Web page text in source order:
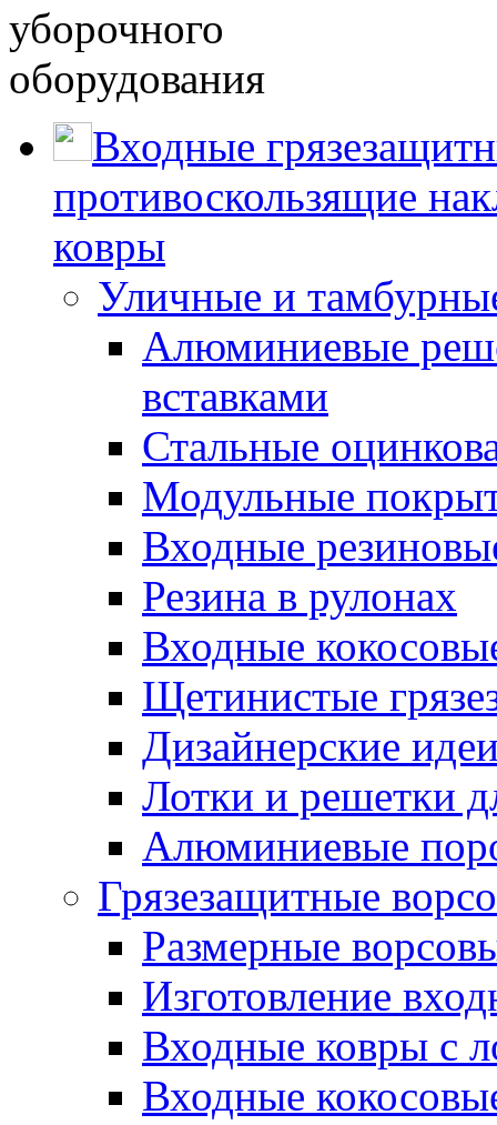
Входные
противоскользящие
ковры
Уличные и
Алюминиевые
вставками
Стальные
Модульные
Входные
Резина в рулонах
Входные
Щетинистые
Дизайнерские
Лотки и решетки
Алюминиевые
Грязезащитные
Размерные
Изготовление
Входные ковры с
Входные